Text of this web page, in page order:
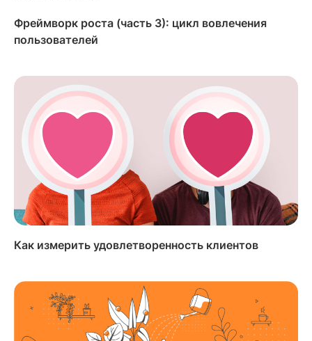
Фреймворк роста (часть 3): цикл вовлечения
пользователей
Как измерить удовлетворенность клиентов